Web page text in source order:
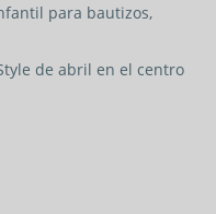
para bautizos,
de abril en el centro